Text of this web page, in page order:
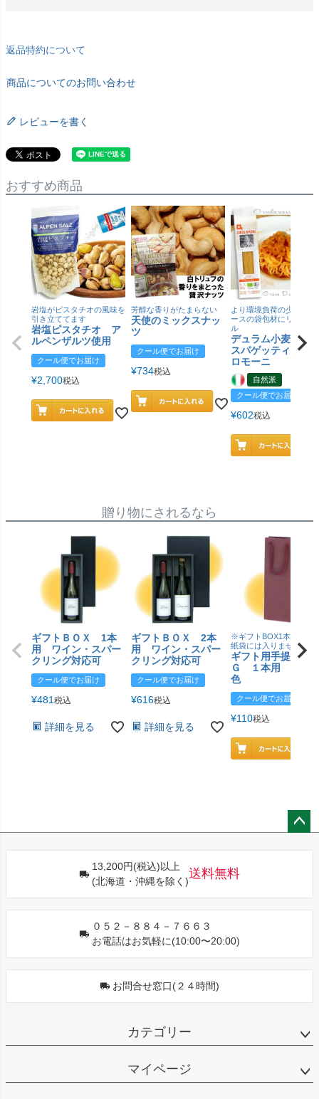
返品特約について
商品についてのお問い合わせ
レビューを書く
おすすめ商品
岩塩がピスタチオの風味を
引き立ててます
岩塩ピスタチオ ア
ルペンザルツ使用
クール便でお届け
¥2,700税込
芳醇な香りがたまらない
天使のミックスナッ
ツ
クール便でお届け
¥734税込
より環境負荷の少ない紙
ースの袋包材にリニュー
ル
デュラム小麦 有
スパゲッティ／ジ
ロモーニ
自然派
クール便でお届け
¥602税込
贈り物にされるなら
ギフトＢＯＸ 1本
用 ワイン・スパー
クリング対応可
クール便でお届け
¥481 税込
詳細を見る
ギフトＢＯＸ 2本
用 ワイン・スパー
クリング対応可
クール便でお届け
¥616税込
詳細を見る
※ギフトBOX1本用はこ
紙袋には入りません
ギフト用手提げＢ
Ｇ １本用 エン
色
クール便でお届け
¥110税込
13,200円(税込)以上
(北海道・沖縄を除く)
送料無料
０５２－８８４－７６６３
お電話はお気軽に(10:00〜20:00)
お問合せ窓口(２４時間)
カテゴリー
マイページ